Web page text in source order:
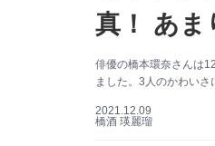
真！ あま
俳優の橋本環奈さんは
ました。3人のかわいさ
2021.12.09
橋酒 瑛麗瑠